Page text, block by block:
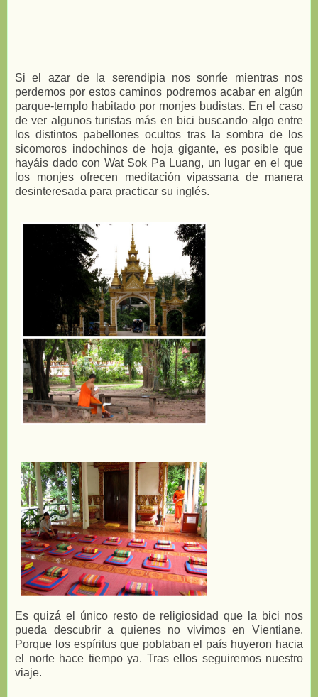
Si el azar de la serendipia nos sonríe mientras nos
perdemos por estos caminos podremos acabar en algún
parque-templo habitado por monjes budistas. En el caso
de ver algunos turistas más en bici buscando algo entre
los distintos pabellones ocultos tras la sombra de los
sicomoros indochinos de hoja gigante, es posible que
hayáis dado con Wat Sok Pa Luang, un lugar en el que
los monjes ofrecen meditación vipassana de manera
desinteresada para practicar su inglés.
Es quizá el único resto de religiosidad que la bici nos
pueda descubrir a quienes no vivimos en Vientiane.
Porque los espíritus que poblaban el país huyeron hacia
el norte hace tiempo ya. Tras ellos seguiremos nuestro
viaje.